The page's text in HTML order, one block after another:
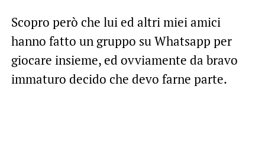
Scopro però che lui ed altri miei amici
hanno fatto un gruppo su Whatsapp per
giocare insieme, ed ovviamente da bravo
immaturo decido che devo farne parte.